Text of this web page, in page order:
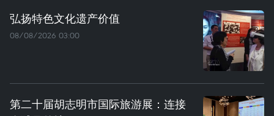
弘扬特色文化遗产价值
08/08/2026 03:00
第二十届胡志明市国际旅游展：连接